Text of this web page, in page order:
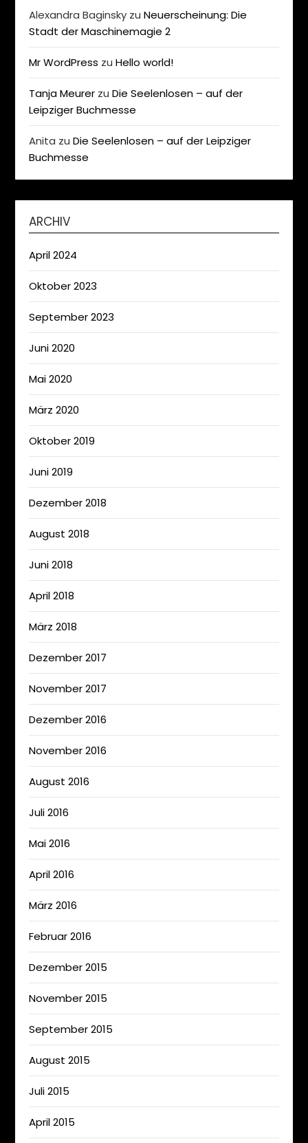
Alexandra Baginsky zuNeuerscheinung: Die
Stadt der Maschinemagie 2
Mr WordPress zuHello world!
Tanja Meurer zuDie Seelenlosen – auf der
Leipziger Buchmesse
Anita zuDie Seelenlosen – auf der Leipziger
Buchmesse
ARCHIV
April 2024
Oktober 2023
September 2023
Juni 2020
Mai 2020
März 2020
Oktober 2019
Juni 2019
Dezember 2018
August 2018
Juni 2018
April 2018
März 2018
Dezember 2017
November 2017
Dezember 2016
November 2016
August 2016
Juli 2016
Mai 2016
April 2016
März 2016
Februar 2016
Dezember 2015
November 2015
September 2015
August 2015
Juli 2015
April 2015